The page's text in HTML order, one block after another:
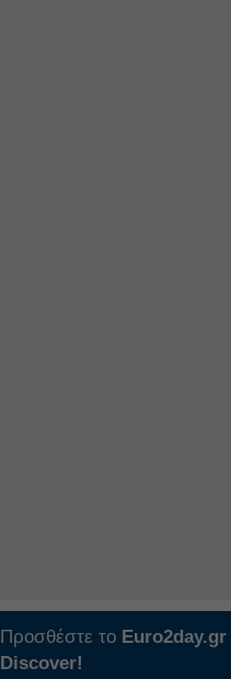
Προσθέστε το Euro2day.gr
Discover!